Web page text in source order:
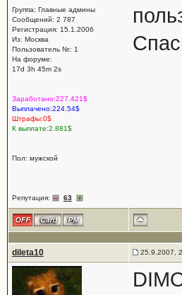
Группа: Главные админы
Сообщений: 2 787
Регистрация: 15.1.2006
Из: Москва
Пользователь №: 1
На форуме:
17d 3h 45m 2s
Заработано:227.421$
Выплачено:224.54$
Штрафы:0$
К выплате:2.881$
Пол: мужской
Репутация: 63
dileta10 25.9.2007,